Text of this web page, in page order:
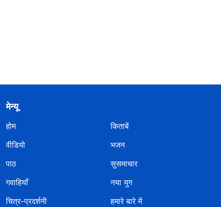
मेन्यू
होम
किताबें
वीडियो
भजन
पाठ
सुसमाचार
गवाहियाँ
नया युग
चित्र-प्रदर्शनी
हमारे बारे में